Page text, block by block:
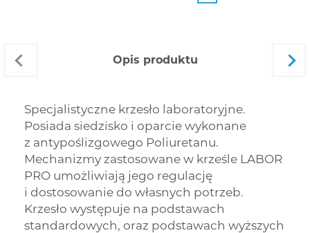
opis produktu
Specjalistyczne krzesło laboratoryjne.
Posiada siedzisko i oparcie wykonane
z antypoślizgowego Poliuretanu.
Mechanizmy zastosowane w krześle LABOR
PRO umożliwiają jego regulację
i dostosowanie do własnych potrzeb.
Krzesło występuje na podstawach
standardowych, oraz podstawach wyższych